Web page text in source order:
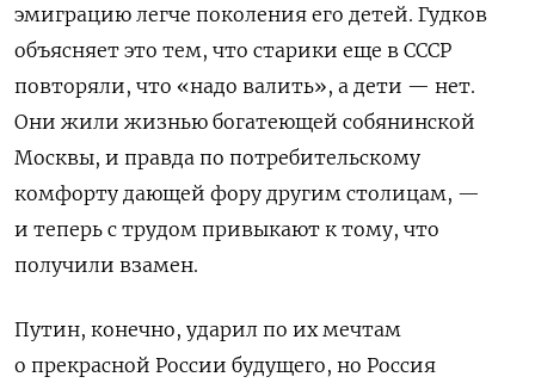
эмиграцию легче поколения его детей. Гудков
объясняет это тем, что старики еще в СССР
повторяли, что «надо валить», а дети — нет.
Они жили жизнью богатеющей собянинской
Москвы, и правда по потребительскому
комфорту дающей фору другим столицам, —
и теперь с трудом привыкают к тому, что
получили взамен.
Путин, конечно, ударил по их мечтам
о прекрасной России будущего, но Россия